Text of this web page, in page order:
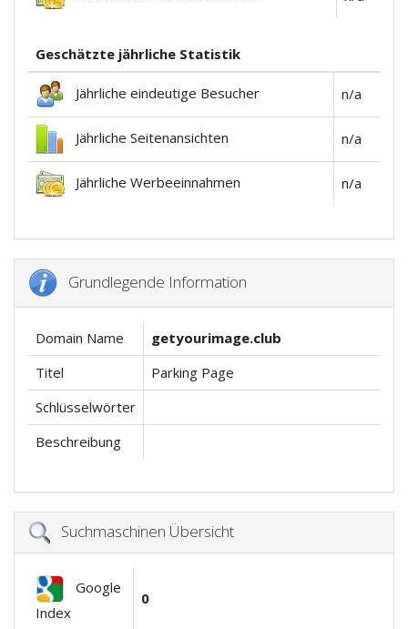
Geschätzte jährliche Statistik
Jährliche eindeutige Besucher n/a
Jährliche Seitenansichten n/a
Jährliche Werbeeinnahmen n/a
Grundlegende Information
Domain Name
getyourimage.club
Titel
Parking Page
Schlüsselwörter
Beschreibung
Suchmaschinen Übersicht
Google
Index
0